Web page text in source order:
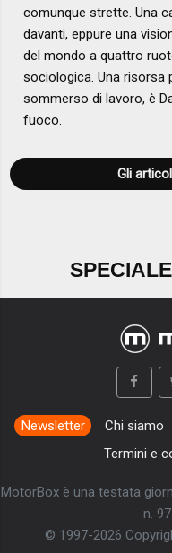
comunque strette. Una
davanti, eppure una
del mondo a quattro
sociologica. Una risorsa
sommerso di lavoro, è
fuoco.
Gli
Newsletter Chi siamo
Termini e
MotorBox è una testata
n.
© 1997-2026